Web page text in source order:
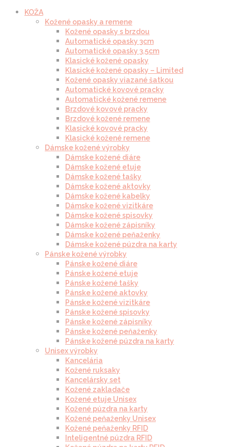
KOŽA
Kožené opasky a remene
Kožené opasky s brzdou
Automatické opasky 3cm
Automatické opasky 3.5cm
Klasické kožené opasky
Klasické kožené opasky – Limited
Kožené opasky viazané šatkou
Automatické kovové pracky
Automatické kožené remene
Brzdové kovové pracky
Brzdové kožené remene
Klasické kovové pracky
Klasické kožené remene
Dámske kožené výrobky
Dámske kožené diáre
Dámske kožené etuje
Dámske kožené tašky
Dámske kožené aktovky
Dámske kožené kabelky
Dámske kožené vizitkáre
Dámske kožené spisovky
Dámske kožené zápisníky
Dámske kožené peňaženky
Dámske kožené púzdra na karty
Pánske kožené výrobky
Pánske kožené diáre
Pánske kožené etuje
Pánske kožené tašky
Pánske kožené aktovky
Pánske kožené vizitkáre
Pánske kožené spisovky
Pánske kožené zápisníky
Pánske kožené peňaženky
Pánske kožené púzdra na karty
Unisex výrobky
Kancelária
Kožené ruksaky
Kancelársky set
Kožené zakladače
Kožené etuje Unisex
Kožené púzdra na karty
Kožené peňaženky Unisex
Kožené peňaženky RFID
Inteligentné púzdra RFID